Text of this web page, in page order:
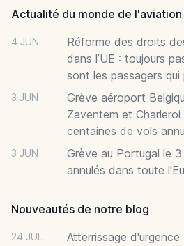
Actualité du monde de l'aviation
4 JUN
Réforme des droits
dans l’UE : toujours
sont les passagers qui
3 JUN
Grève aéroport
Zaventem et
centaines de vols
3 JUN
Grève au Portugal le
annulés dans toute
Nouveautés de notre blog
24 JUL
Atterrissage